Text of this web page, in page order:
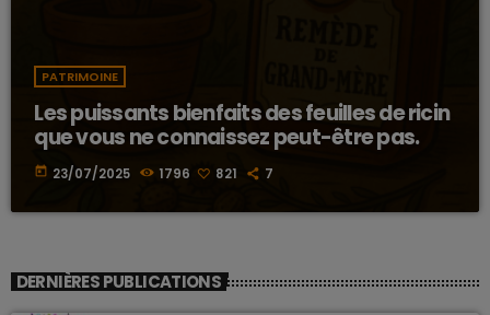
PATRIMOINE
Les puissants bienfaits des feuilles de ricin
que vous ne connaissez peut-être pas.
today 23/07/2025 1796 821 7
DERNIÈRES PUBLICATIONS